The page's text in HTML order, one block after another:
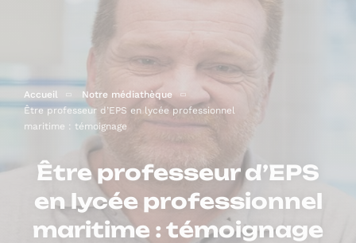
Accueil
Notre médiathèque
Être professeur d’EPS en lycée professionnel
maritime : témoignage
Être professeur d’EPS
en lycée professionnel
maritime : témoignage